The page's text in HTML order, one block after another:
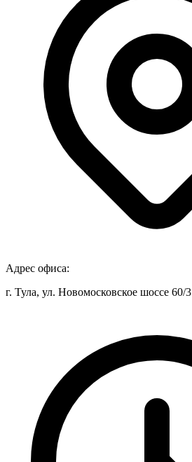
Адрес офиса:
г. Тула, ул. Новомосковское шоссе 60/3